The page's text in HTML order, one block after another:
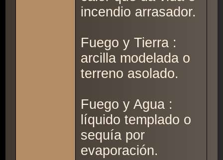
incendio arrasador.
Fuego y Tierra :
arcilla modelada o
terreno asolado.
Fuego y Agua :
líquido templado o
sequía por
evaporación.